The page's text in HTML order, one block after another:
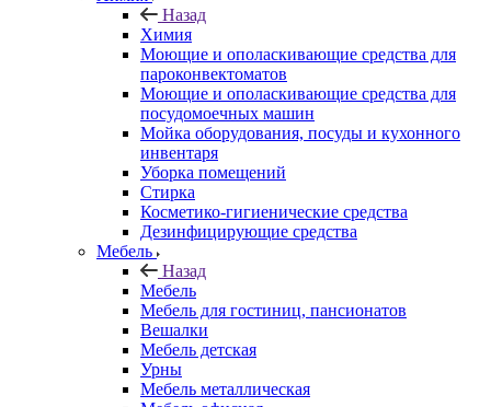
Назад
Химия
Моющие и ополаскивающие средства для
пароконвектоматов
Моющие и ополаскивающие средства для
посудомоечных машин
Мойка оборудования, посуды и кухонного
инвентаря
Уборка помещений
Стирка
Косметико-гигиенические средства
Дезинфицирующие средства
Мебель
Назад
Мебель
Мебель для гостиниц, пансионатов
Вешалки
Мебель детская
Урны
Мебель металлическая